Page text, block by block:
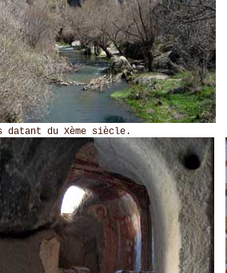
du Xème siècle.